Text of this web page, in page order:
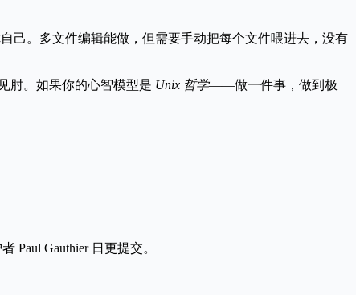
己。多文件编辑能做，但需要手动把每个文件喂进去，没有
肘。如果你的心智模型是 Unix 哲学——做一件事，做到极
Paul Gauthier 日更提交。